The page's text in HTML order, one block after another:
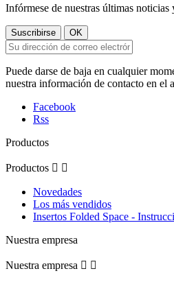
Infórmese de nuestras últimas noticias
Puede darse de baja en cualquier
nuestra información de contacto en el
Facebook
Rss
Productos
Productos  
Novedades
Los más vendidos
Insertos Folded Space -
Nuestra empresa
Nuestra empresa  